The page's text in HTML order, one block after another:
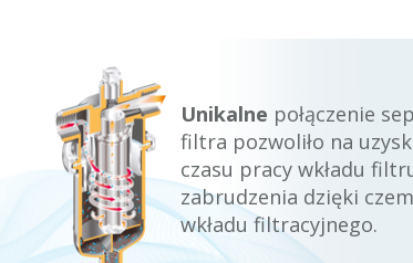
Unikalne połączenie
filtra pozwoliło na
czasu pracy wkładu
zabrudzenia dzięki
wkładu filtracyjnego.